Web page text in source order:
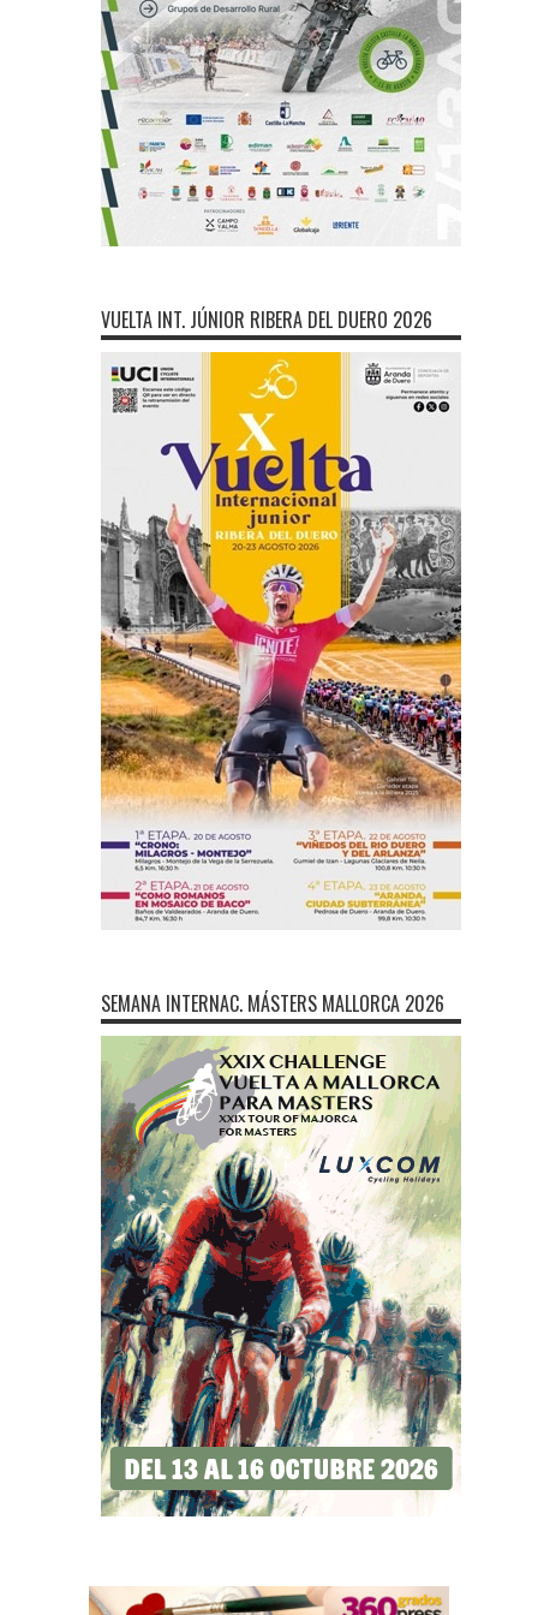
VUELTA INT. JÚNIOR RIBERA DEL DUERO 2026
SEMANA INTERNAC. MÁSTERS MALLORCA 2026